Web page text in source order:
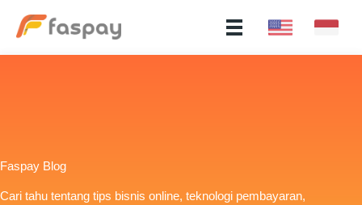
Faspay Blog
Cari tahu tentang tips bisnis online, teknologi pembayaran,